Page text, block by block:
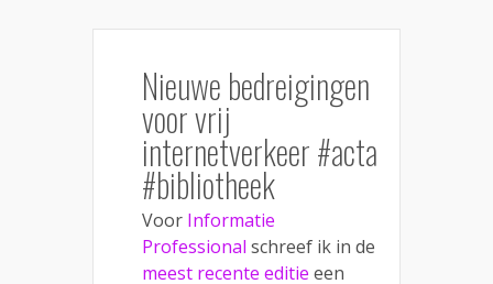
Nieuwe bedreigingen
voor vrij
internetverkeer #acta
#bibliotheek
Voor Informatie
Professional schreef ik in de
meest recente editie een